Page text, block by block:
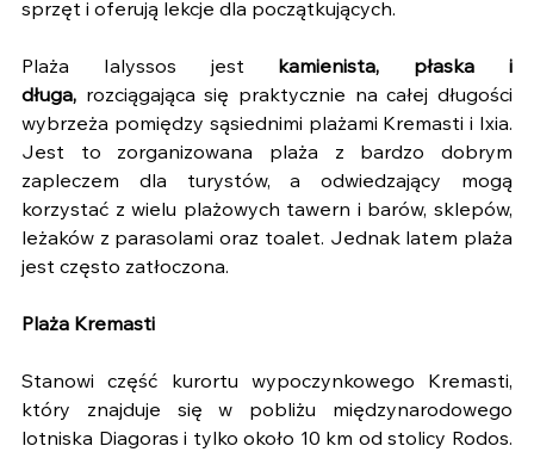
sprzęt i oferują lekcje dla początkujących.
Plaża Ialyssos jest
kamienista, płaska i
długa, rozciągająca się praktycznie na całej długości
wybrzeża pomiędzy sąsiednimi plażami Kremasti i Ixia.
Jest to zorganizowana plaża z bardzo dobrym
zapleczem dla turystów, a odwiedzający mogą
korzystać z wielu plażowych tawern i barów, sklepów,
leżaków z parasolami oraz toalet. Jednak latem plaża
jest często zatłoczona.
Plaża Kremasti
Stanowi część kurortu wypoczynkowego Kremasti,
który znajduje się w pobliżu międzynarodowego
lotniska Diagoras i tylko około 10 km od stolicy Rodos.